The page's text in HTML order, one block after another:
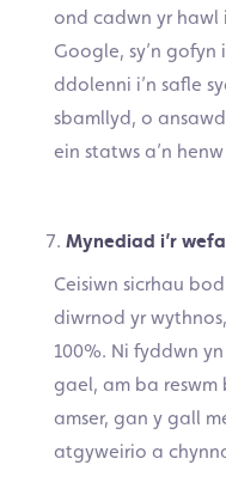
ond cadwn yr hawl
Google, sy’n
ddolenni i’n safle
sbamllyd, o
ein statws a’n
Mynediad i’r
Ceisiwn sicrhau
diwrnod yr
100%. Ni fyddwn
gael, am ba
amser, gan y gall
atgyweirio a